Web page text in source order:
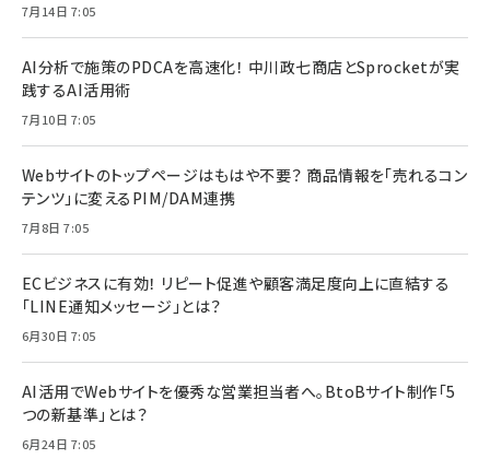
7月14日 7:05
AI分析で施策のPDCAを高速化！ 中川政七商店とSprocketが実
践するAI活用術
7月10日 7:05
Webサイトのトップページはもはや不要？ 商品情報を「売れるコン
テンツ」に変えるPIM/DAM連携
7月8日 7:05
ECビジネスに有効！ リピート促進や顧客満足度向上に直結する
「LINE通知メッセージ」とは？
6月30日 7:05
AI活用でWebサイトを優秀な営業担当者へ。BtoBサイト制作「5
つの新基準」とは？
6月24日 7:05